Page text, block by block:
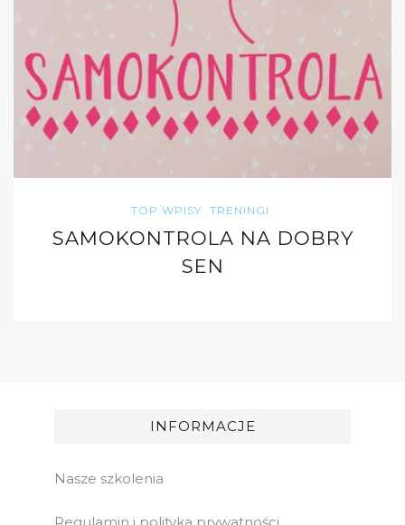
TOP WPISY TRENINGI
SAMOKONTROLA NA DOBRY
SEN
INFORMACJE
Nasze szkolenia